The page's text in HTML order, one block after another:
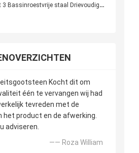
3 Bassinroestvrije staal Drievoudige
Kocht dit om
één te vervangen wij had
tevreden met de
het product en de afwerking.
adviseren.
—— Roza William